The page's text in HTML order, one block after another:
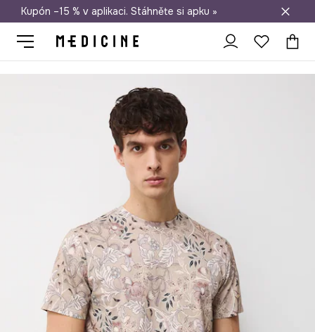
Doprava zdarma při nákupu nad 1 200 Kč
Kupón –15 % v aplikaci. Stáhněte si apku »